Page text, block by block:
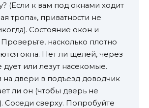
(Если к вам под окнами ходит
тропа», приватности не
Состояние окон и
насколько плотно
окна. Нет ли щелей, через
дует или лезут насекомые.
на двери в подъезд доводчик
ли он (чтобы дверь не
Соседи сверху. Попробуйте